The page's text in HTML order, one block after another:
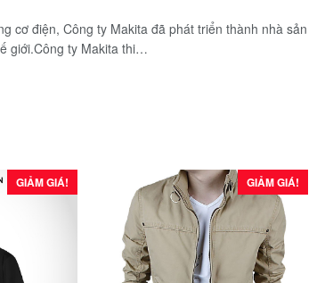
cơ điện, Công ty Makita đã phát triển thành nhà sản
giới.Công ty Makita thi…
GIẢM GIÁ! GIẢM GIÁ!